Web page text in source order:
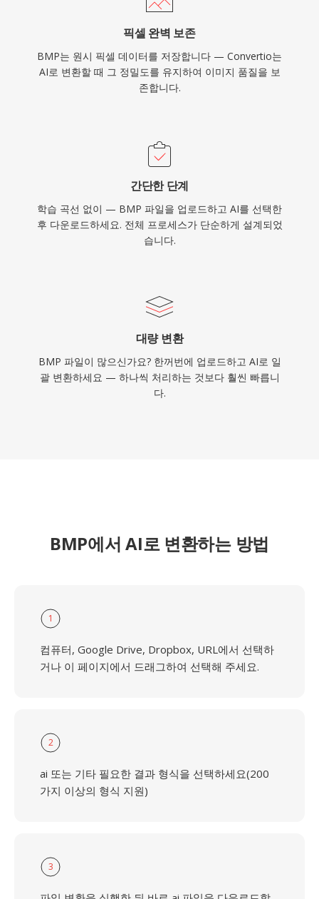
픽셀 완벽 보존
BMP는 원시 픽셀 데이터를 저장합니다 — Convertio는
AI로 변환할 때 그 정밀도를 유지하여 이미지 품질을 보
존합니다.
간단한 단계
학습 곡선 없이 — BMP 파일을 업로드하고 AI를 선택한
후 다운로드하세요. 전체 프로세스가 단순하게 설계되었
습니다.
대량 변환
BMP 파일이 많으신가요? 한꺼번에 업로드하고 AI로 일
괄 변환하세요 — 하나씩 처리하는 것보다 훨씬 빠릅니
다.
BMP에서 AI로 변환하는 방법
1
컴퓨터, Google Drive, Dropbox, URL에서 선택하
거나 이 페이지에서 드래그하여 선택해 주세요.
2
ai 또는 기타 필요한 결과 형식을 선택하세요(200
가지 이상의 형식 지원)
3